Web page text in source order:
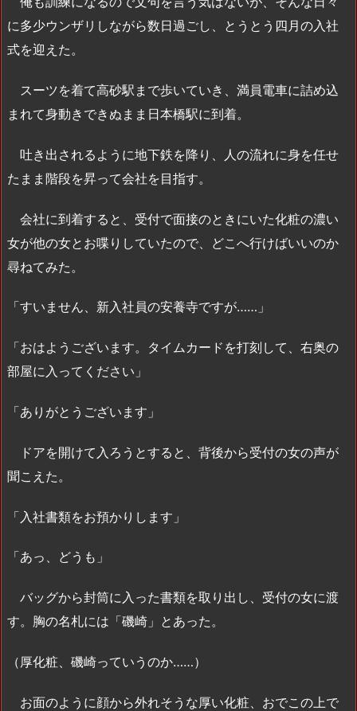
に多少ウンザリしながら数日過ごし、とうとう四月の入社
式を迎えた。
スーツを着て高砂駅まで歩いていき、満員電車に詰め込
まれて身動きできぬまま日本橋駅に到着。
吐き出されるように地下鉄を降り、人の流れに身を任せ
たまま階段を昇って会社を目指す。
会社に到着すると、受付で面接のときにいた化粧の濃い
女が他の女とお喋りしていたので、どこへ行けばいいのか
尋ねてみた。
「すいません、新入社員の安養寺ですが……」
「おはようございます。タイムカードを打刻して、右奥の
部屋に入ってください」
「ありがとうございます」
ドアを開けて入ろうとすると、背後から受付の女の声が
聞こえた。
「入社書類をお預かりします」
「あっ、どうも」
バッグから封筒に入った書類を取り出し、受付の女に渡
す。胸の名札には「磯崎」とあった。
（厚化粧、磯崎っていうのか……）
お面のように顔から外れそうな厚い化粧、おでこの上で